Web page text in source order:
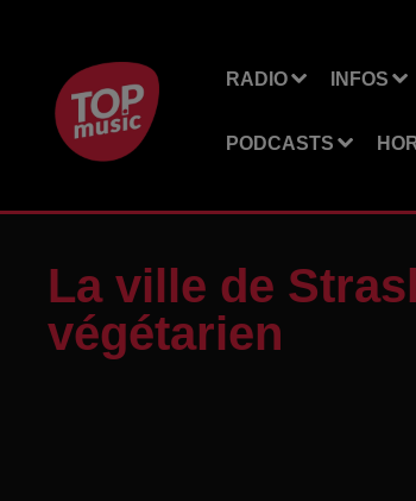
RADIO INFOS
PODCASTS
La ville de
végétarien